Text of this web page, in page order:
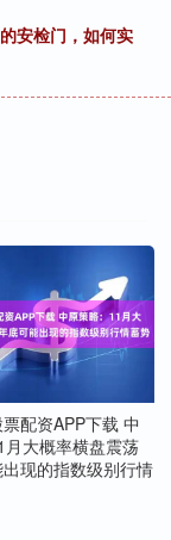
安检门，如何实
配资APP下载 中
月大概率横盘震荡
现的指数级别行情